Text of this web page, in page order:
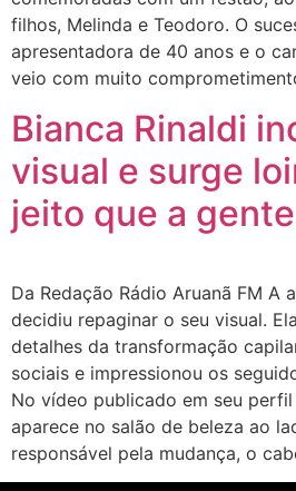
filhos, Melinda e Teodoro. O
apresentadora de 40 anos e o
veio com muito
Bianca Rinaldi
visual e surge
jeito que a gente
Da Redação Rádio Aruanã FM A
decidiu repaginar o seu visual.
detalhes da transformação
sociais e impressionou os
No vídeo publicado em seu perfil
aparece no salão de beleza ao
responsável pela mudança, o